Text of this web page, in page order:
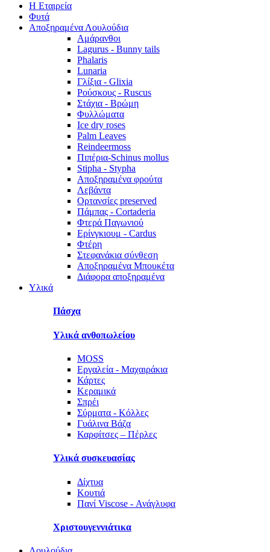
Η Εταιρεία
Φυτά
Αποξηραμένα Λουλούδια
Αμάρανθοι
Lagurus - Bunny tails
Phalaris
Lunaria
Γλίξια - Glixia
Ρούσκους - Ruscus
Στάχια - Βρώμη
Φυλλώματα
Ice dry roses
Palm Leaves
Reindeermoss
Πιπέρια-Schinus mollus
Stipha - Stypha
Αποξηραμένα φρούτα
Λεβάντα
Ορτανσίες preserved
Πάμπας - Cortaderia
Φτερά Παγωνιού
Ερίνγκιουμ - Cardus
Φτέρη
Στεφανάκια σύνθεση
Αποξηραμένα Μπουκέτα
Διάφορα αποξηραμένα
Υλικά
Πάσχα
Υλικά ανθοπωλείου
MOSS
Εργαλεία - Μαχαιράκια
Κάρτες
Κεραμικά
Σπρέι
Σύρματα - Κόλλες
Γυάλινα Βάζα
Καρφίτσες – Πέρλες
Υλικά συσκευασίας
Δίχτυα
Κουτιά
Πανί Viscose - Ανάγλυφα
Χριστουγεννιάτικα